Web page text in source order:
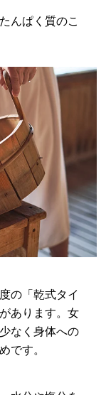
んぱく質のこ
の「乾式タイ
あります。女
なく身体への
です。